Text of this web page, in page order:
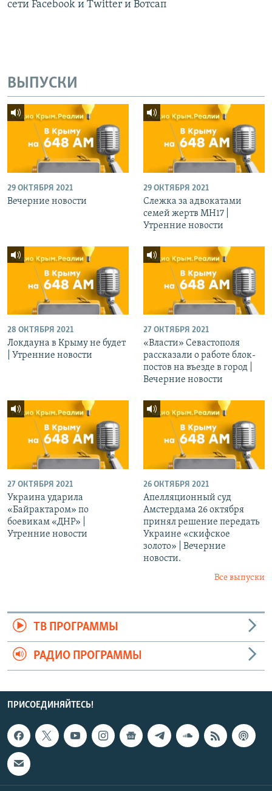
сети Facebook и Twitter и Вотсап
ВЫПУСКИ
29 ОКТЯБРЯ 2021
Вечерние новости
29 ОКТЯБРЯ 2021
Слежка за адвокатами
семей жертв МН17 |
Утренние новости
28 ОКТЯБРЯ 2021
Локдауна в Крыму не будет
| Утренние новости
27 ОКТЯБРЯ 2021
«Власти» Севастополя
рассказали о работе блок-
постов на въезде в город |
Вечерние новости
27 ОКТЯБРЯ 2021
Украина ударила
«Байрактаром» по
боевикам «ДНР» |
Утренние новости
26 ОКТЯБРЯ 2021
Апелляционный суд
Амстердама 26 октября
принял решение передать
Украине «скифское
золото» | Вечерние
новости.
Все выпуски
ТВ ПРОГРАММЫ
РАДИО ПРОГРАММЫ
ПРИСОЕДИНЯЙТЕСЬ!